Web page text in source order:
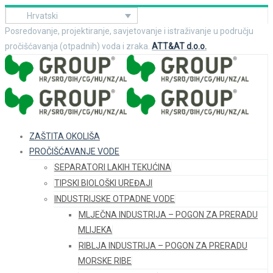
Hrvatski
Posredovanje, projektiranje, savjetovanje i istraživanje u području
pročišćavanja (otpadnih) voda i zraka. ATT&AT d.o.o.
ZAŠTITA OKOLIŠA
PROČIŠĆAVANJE VODE
SEPARATORI LAKIH TEKUĆINA
TIPSKI BIOLOŠKI UREĐAJI
INDUSTRIJSKE OTPADNE VODE
MLJEČNA INDUSTRIJA – POGON ZA PRERADU
MLIJEKA
RIBLJA INDUSTRIJA – POGON ZA PRERADU
MORSKE RIBE